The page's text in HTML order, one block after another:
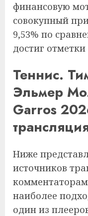
финансовую
совокупный
9,53% по
достиг
Теннис.
Эльмер
Garros
Ниже
источников
наиболее
один из